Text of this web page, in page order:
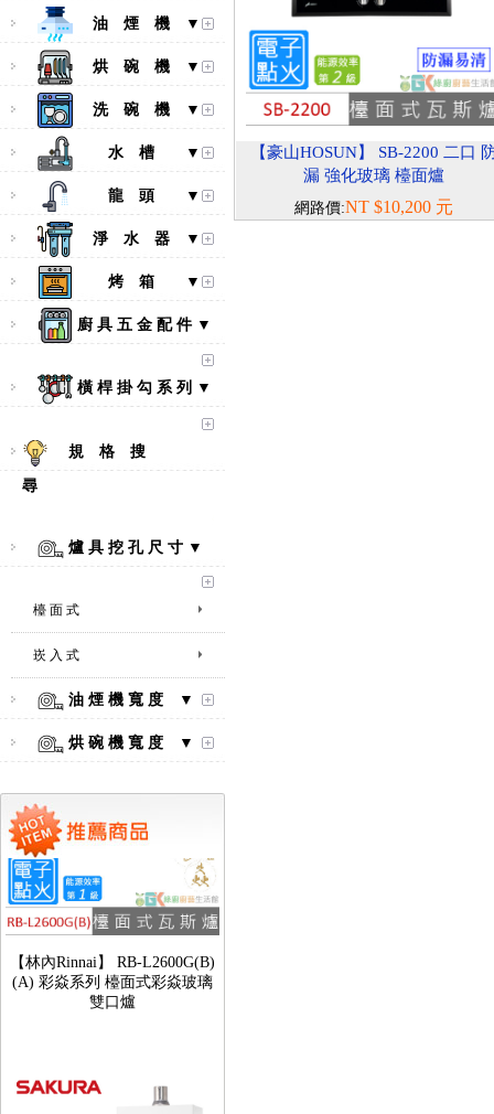
油 煙 機 ▼
烘 碗 機 ▼
洗 碗 機 ▼
水 槽 ▼
龍 頭 ▼
淨 水 器 ▼
烤 箱 ▼
廚 具 五 金 配 件 ▼
橫 桿 掛 勾 系 列 ▼
規 格 搜
尋
爐 具 挖 孔 尺 寸 ▼
檯 面 式
崁 入 式
油 煙 機 寬 度 ▼
烘 碗 機 寬 度 ▼
彩焱系列 檯面式彩焱不銹鋼雙
口爐
(A) 彩焱系列 檯面式彩焱玻璃
雙口爐
【豪山HOSUN】 SB-2200 二口
漏 強化玻璃 檯面爐
網路價:NT $10,200 元